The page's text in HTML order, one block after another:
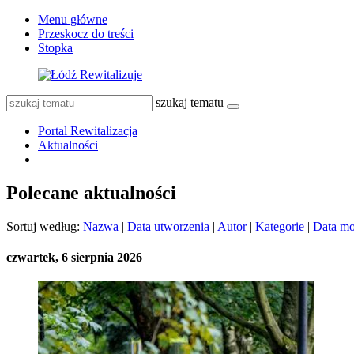
Menu główne
Przeskocz do treści
Stopka
szukaj tematu
Portal Rewitalizacja
Aktualności
Polecane aktualności
Sortuj według: Nazwa | Data utworzenia | Autor | Kategorie | Data
czwartek, 6 sierpnia 2026